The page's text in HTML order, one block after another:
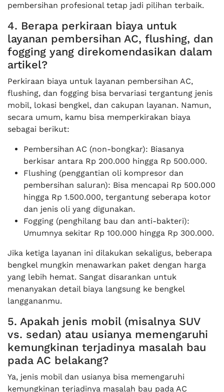
pembersihan profesional tetap jadi pilihan terbaik.
4. Berapa perkiraan biaya untuk
layanan pembersihan AC, flushing, dan
fogging yang direkomendasikan dalam
artikel?
Perkiraan biaya untuk layanan pembersihan AC,
flushing, dan fogging bisa bervariasi tergantung jenis
mobil, lokasi bengkel, dan cakupan layanan. Namun,
secara umum, kamu bisa memperkirakan biaya
sebagai berikut:
Pembersihan AC (non-bongkar): Biasanya
berkisar antara Rp 200.000 hingga Rp 500.000.
Flushing (penggantian oli kompresor dan
pembersihan saluran): Bisa mencapai Rp 500.000
hingga Rp 1.500.000, tergantung seberapa kotor
dan jenis oli yang digunakan.
Fogging (penghilang bau dan anti-bakteri):
Umumnya sekitar Rp 100.000 hingga Rp 300.000.
Jika ketiga layanan ini dilakukan sekaligus, beberapa
bengkel mungkin menawarkan paket dengan harga
yang lebih hemat. Sangat disarankan untuk
menanyakan detail biaya langsung ke bengkel
langgananmu.
5. Apakah jenis mobil (misalnya SUV
vs. sedan) atau usianya memengaruhi
kemungkinan terjadinya masalah bau
pada AC belakang?
Ya, jenis mobil dan usianya bisa memengaruhi
kemungkinan terjadinya masalah bau pada AC